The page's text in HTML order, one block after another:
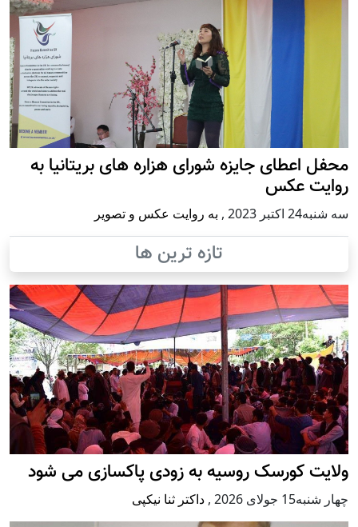
محفل اعطای جایزه شورای هزاره های بریتانیا به
روایت عکس
سه شنبه24 اكتبر 2023 , به روایت عکس و تصویر
تازه ترین ها
ولایت کورسک روسیه به زودی پاکسازی می شود
چهار شنبه15 جولای 2026 , داکتر ثنا نیکپی